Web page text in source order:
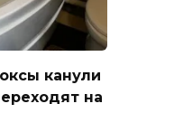
канули
на